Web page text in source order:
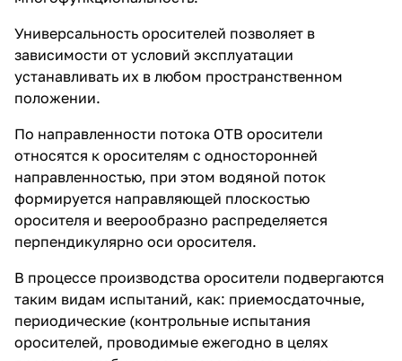
Универсальность оросителей позволяет в
зависимости от условий эксплуатации
устанавливать их в любом пространственном
положении.
По направленности потока ОТВ оросители
относятся к оросителям с односторонней
направленностью, при этом водяной поток
формируется направляющей плоскостью
оросителя и веерообразно распределяется
перпендикулярно оси оросителя.
В процессе производства оросители подвергаются
таким видам испытаний, как: приемосдаточные,
периодические (контрольные испытания
оросителей, проводимые ежегодно в целях